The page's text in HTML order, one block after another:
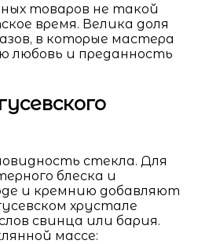
товаров не такой
время. Велика доля
в которые мастера
любовь и преданность
стекла. Для
блеска и
и кремнию добавляют
хрустале
свинца или бария.
массе: